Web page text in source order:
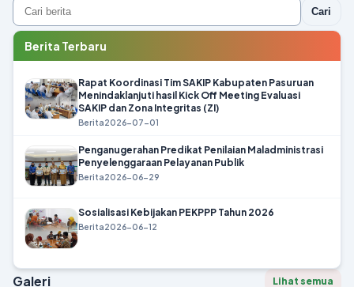
Cari
Berita Terbaru
Rapat Koordinasi Tim SAKIP Kabupaten Pasuruan
Menindaklanjuti hasil Kick Off Meeting Evaluasi
SAKIP dan Zona Integritas (ZI)
Berita2026-07-01
Penganugerahan Predikat Penilaian Maladministrasi
Penyelenggaraan Pelayanan Publik
Berita2026-06-29
Sosialisasi Kebijakan PEKPPP Tahun 2026
Berita2026-06-12
Galeri Lihat semua